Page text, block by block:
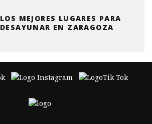
LOS MEJORES LUGARES PARA
DESAYUNAR EN ZARAGOZA